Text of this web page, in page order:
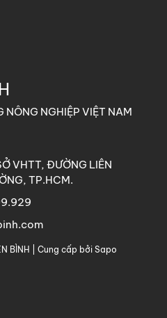
NGHIỆP VIỆT NAM
VHTT, ĐƯỜNG LIÊN
TP.HCM.
BÌNH | Cung cấp bởi Sapo